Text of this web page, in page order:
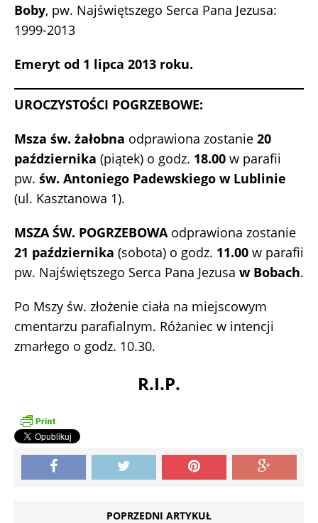
Boby, pw. Najświętszego Serca Pana Jezusa:
1999-2013
Emeryt od 1 lipca 2013 roku.
UROCZYSTOŚCI POGRZEBOWE:
Msza św. żałobna odprawiona zostanie 20
października (piątek) o godz. 18.00 w parafii
pw. św. Antoniego Padewskiego w Lublinie
(ul. Kasztanowa 1).
MSZA ŚW. POGRZEBOWAodprawiona zostanie
21 października (sobota) o godz. 11.00 w parafii
pw. Najświętszego Serca Pana Jezusa w Bobach.
Po Mszy św. złożenie ciała na miejscowym
cmentarzu parafialnym. Różaniec w intencji
zmarłego o godz. 10.30.
R.I.P.
POPRZEDNI ARTYKUŁ